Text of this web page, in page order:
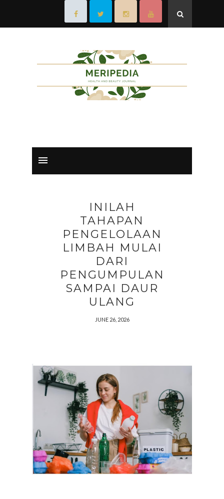
INILAH
TAHAPAN
PENGELOLAAN
LIMBAH MULAI
DARI
PENGUMPULAN
SAMPAI DAUR
ULANG
JUNE 26, 2026